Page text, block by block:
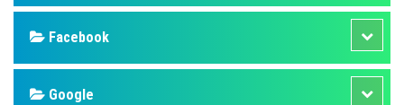
Facebook
Google